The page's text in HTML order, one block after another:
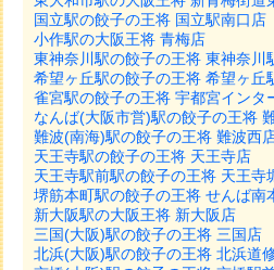
国立駅の餃子の王将 国立駅南口店
小作駅の大阪王将 青梅店
東神奈川駅の餃子の王将 東神奈川
希望ヶ丘駅の餃子の王将 希望ヶ丘
雀宮駅の餃子の王将 宇都宮インタ
なんば(大阪市営)駅の餃子の王将
難波(南海)駅の餃子の王将 難波西
天王寺駅の餃子の王将 天王寺店
天王寺駅前駅の餃子の王将 天王寺
堺筋本町駅の餃子の王将 せんば南
新大阪駅の大阪王将 新大阪店
三国(大阪)駅の餃子の王将 三国店
北浜(大阪)駅の餃子の王将 北浜道